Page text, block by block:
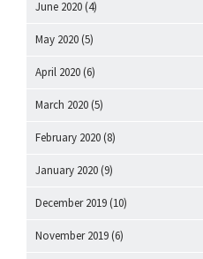
June 2020 (4)
May 2020 (5)
April 2020 (6)
March 2020 (5)
February 2020 (8)
January 2020 (9)
December 2019 (10)
November 2019 (6)